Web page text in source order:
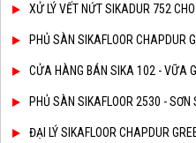
XỬ LÝ VẾT NỨT SIKADUR 752
PHỦ SÀN SIKAFLOOR CHAPDUR
CỬA HÀNG BÁN SIKA 102 - VỮA
PHỦ SÀN SIKAFLOOR 2530 - SƠN
ĐẠI LÝ SIKAFLOOR CHAPDUR